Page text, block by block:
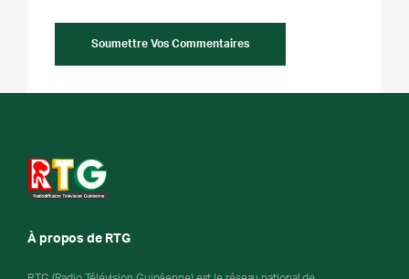
À propos de RTG